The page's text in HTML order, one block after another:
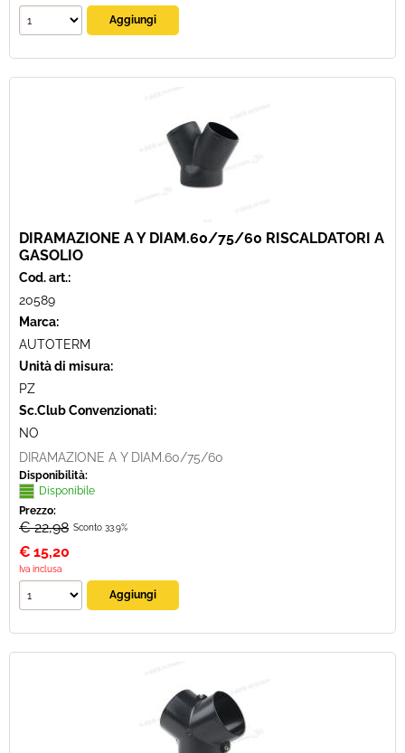
DIRAMAZIONE A Y DIAM.60/75/60 RISCALDATORI A
GASOLIO
Cod. art.:
20589
Marca:
AUTOTERM
Unità di misura:
PZ
Sc.Club Convenzionati:
NO
DIRAMAZIONE A Y DIAM.60/75/60
Disponibilità:
Disponibile
Prezzo:
€ 22,98 Sconto 33.9%
€ 15,20
Iva inclusa